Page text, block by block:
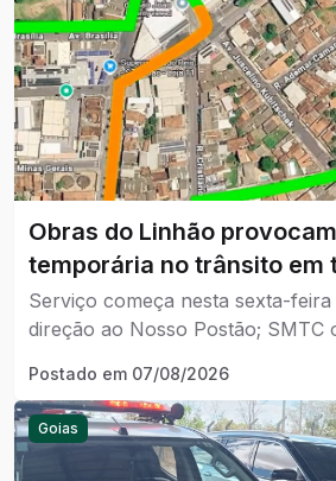
Obras do Linhão
temporária no trânsito em
Avenida Lamartine.
Serviço começa nesta sexta-
direção ao Nosso Postão; SMTC
Postado em 07/08/2026
Goias